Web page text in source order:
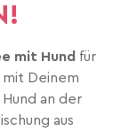
mit Hund für
mit Deinem
an der
aus